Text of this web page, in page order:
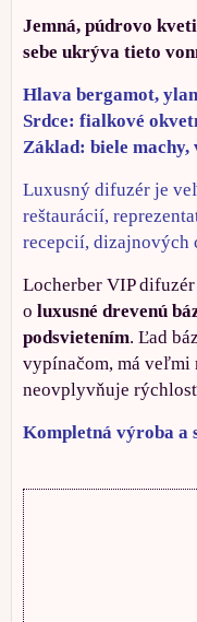
Jemná, púdrovo
sebe ukrýva tieto
Hlava bergamot,
Srdce: fialkové
Základ: biele machy,
Luxusný difuzér je
reštaurácií,
recepcií, dizajnových
Locherber VIP
o luxusné drevenú
podsvietením. Ľad
vypínačom, má veľmi
neovplyvňuje
Kompletná výroba a